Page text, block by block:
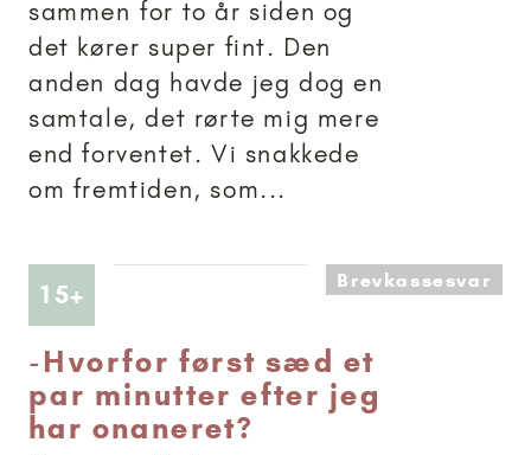
sammen for to år siden og
det kører super fint. Den
anden dag havde jeg dog en
samtale, det rørte mig mere
end forventet. Vi snakkede
om fremtiden, som...
15+ Artikler anbefalet til 15+Brevkassesvar
-Hvorfor først sæd et
par minutter efter jeg
har onaneret?